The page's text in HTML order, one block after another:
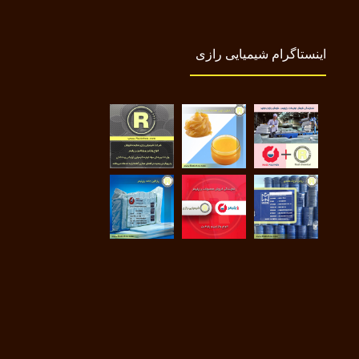
اینستاگرام شیمیایی رازی